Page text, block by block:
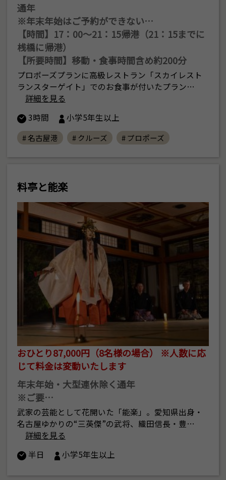
通年
※年末年始はご予約ができない…
【時間】17：00〜21：15帰港（21：15までに
桟橋に帰港）
【所要時間】移動・食事時間含め約200分
プロポーズプランに高級レストラン「スカイレスト
ランスターゲイト」でのお食事が付いたプラン…
詳細を見る
3時間
小学5年生以上
# 名古屋港 # クルーズ # プロポーズ
料亭と能楽
おひとり87,000円（8名様の場合） ※人数に応
じて料金は変動いたします
年末年始・大型連休除く通年
※ご要…
武家の芸能として花開いた「能楽」。愛知県出身・
名古屋ゆかりの“三英傑”の武将、織田信長・豊…
詳細を見る
半日
小学5年生以上